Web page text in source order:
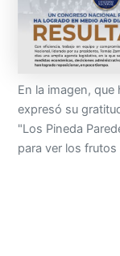
En la imagen,
expresó su
"Los Pineda
para ver los